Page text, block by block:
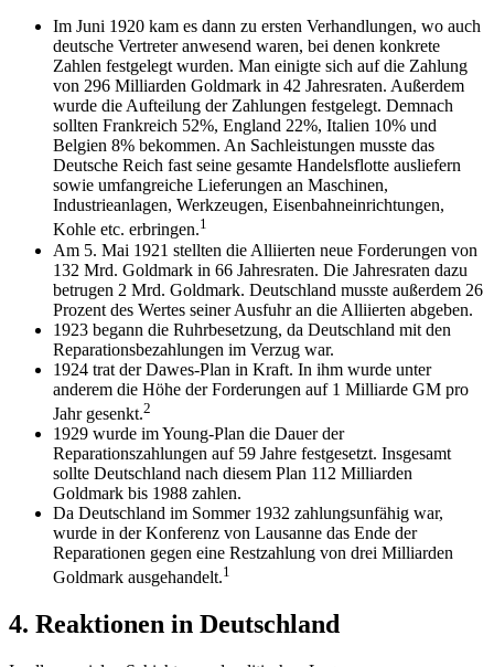
Im Juni 1920 kam es dann zu ersten Verhandlungen, wo auch
deutsche Vertreter anwesend waren, bei denen konkrete
Zahlen festgelegt wurden. Man einigte sich auf die Zahlung
von 296 Milliarden Goldmark in 42 Jahresraten. Außerdem
wurde die Aufteilung der Zahlungen festgelegt. Demnach
sollten Frankreich 52%, England 22%, Italien 10% und
Belgien 8% bekommen. An Sachleistungen musste das
Deutsche Reich fast seine gesamte Handelsflotte ausliefern
sowie umfangreiche Lieferungen an Maschinen,
Industrieanlagen, Werkzeugen, Eisenbahneinrichtungen,
Kohle etc. erbringen.1
Am 5. Mai 1921 stellten die Alliierten neue Forderungen von
132 Mrd. Goldmark in 66 Jahresraten. Die Jahresraten dazu
betrugen 2 Mrd. Goldmark. Deutschland musste außerdem 26
Prozent des Wertes seiner Ausfuhr an die Alliierten abgeben.
1923 begann die Ruhrbesetzung, da Deutschland mit den
Reparationsbezahlungen im Verzug war.
1924 trat der Dawes-Plan in Kraft. In ihm wurde unter
anderem die Höhe der Forderungen auf 1 Milliarde GM pro
Jahr gesenkt.2
1929 wurde im Young-Plan die Dauer der
Reparationszahlungen auf 59 Jahre festgesetzt. Insgesamt
sollte Deutschland nach diesem Plan 112 Milliarden
Goldmark bis 1988 zahlen.
Da Deutschland im Sommer 1932 zahlungsunfähig war,
wurde in der Konferenz von Lausanne das Ende der
Reparationen gegen eine Restzahlung von drei Milliarden
Goldmark ausgehandelt.1
4. Reaktionen in Deutschland